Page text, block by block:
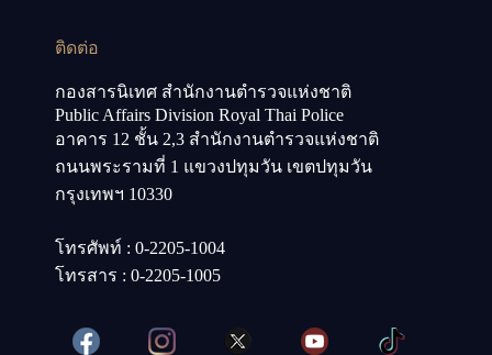
ติดต่อ
กองสารนิเทศ สำนักงานตำรวจแห่งชาติ
Public Affairs Division Royal Thai Police
อาคาร 12 ชั้น 2,3 สำนักงานตำรวจแห่งชาติ
ถนนพระรามที่ 1 แขวงปทุมวัน เขตปทุมวัน
กรุงเทพฯ 10330
โทรศัพท์ : 0-2205-1004
โทรสาร : 0-2205-1005